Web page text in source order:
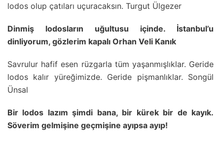
lodos olup çatıları uçuracaksın. Turgut Ülgezer
Dinmiş lodosların uğultusu içinde. İstanbul’u
dinliyorum, gözlerim kapalı Orhan Veli Kanık
Savrulur hafif esen rüzgarla tüm yaşanmışlıklar. Geride
lodos kalır yüreğimizde. Geride pişmanlıklar. Songül
Ünsal
Bir lodos lazım şimdi bana, bir kürek bir de kayık.
Söverim gelmişine geçmişine ayıpsa ayıp!